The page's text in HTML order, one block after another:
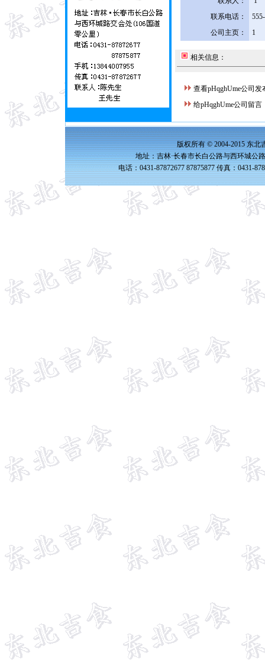
联系电话：
公司主页：
1
相关信息：
查看pHqghUme公司发
给pHqghUme公司留言
版权所有 © 2004-2015 东北
地址：吉林·长春市长白公路与西环城公
电话：0431-87872677 87875877 传真：0431-